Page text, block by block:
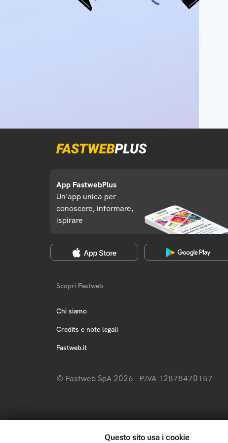
App FastwebPlus
Un'app unica per
conoscere, informare,
ispirare
Scopri Fastweb
Chi siamo
Credits e note legali
Fastweb.it
© Fastweb SpA 2026 - P.IVA 12878470157